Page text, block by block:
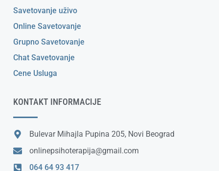
Savetovanje uživo
Online Savetovanje
Grupno Savetovanje
Chat Savetovanje
Cene Usluga
KONTAKT INFORMACIJE
Bulevar Mihajla Pupina 205, Novi Beograd
onlinepsihoterapija@gmail.com
064 64 93 417